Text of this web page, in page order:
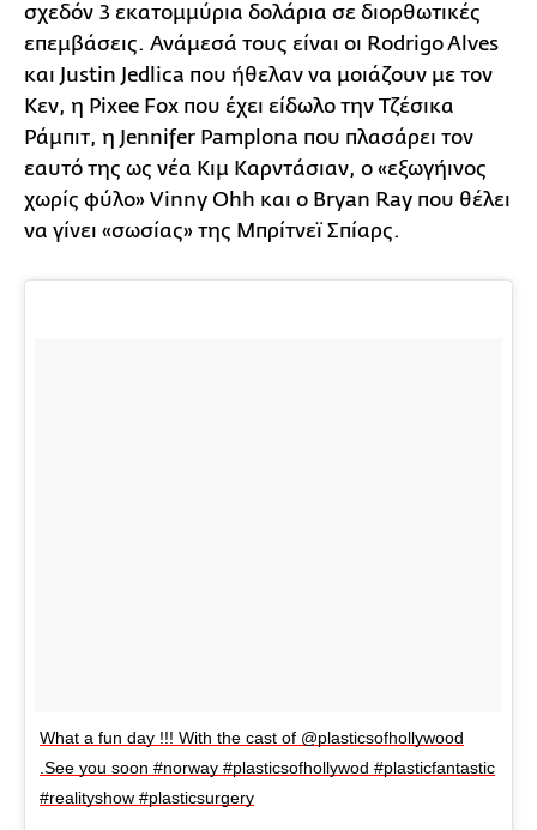
σχεδόν 3 εκατομμύρια δολάρια σε διορθωτικές
επεμβάσεις. Ανάμεσά τους είναι οι Rodrigo Alves
και Justin Jedlica που ήθελαν να μοιάζουν με τον
Κεν, η Pixee Fox που έχει είδωλο την Τζέσικα
Ράμπιτ, η Jennifer Pamplona που πλασάρει τον
εαυτό της ως νέα Κιμ Καρντάσιαν, ο «εξωγήινος
χωρίς φύλο» Vinny Ohh και ο Bryan Ray που θέλει
να γίνει «σωσίας» της Μπρίτνεϊ Σπίαρς.
What a fun day !!! With the cast of @plasticsofhollywood
.See you soon #norway #plasticsofhollywod #plasticfantastic
#realityshow #plasticsurgery